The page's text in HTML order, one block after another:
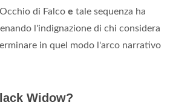
di Falco e tale sequenza ha
l'indignazione di chi considera
in quel modo l'arco narrativo
Widow?